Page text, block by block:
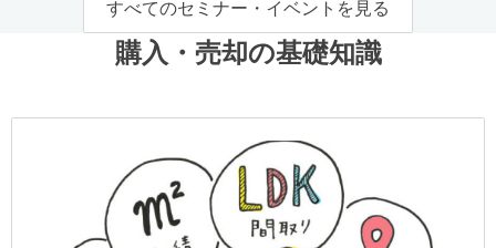
すべてのセミナー・イベントを見る
購入・売却の基礎知識